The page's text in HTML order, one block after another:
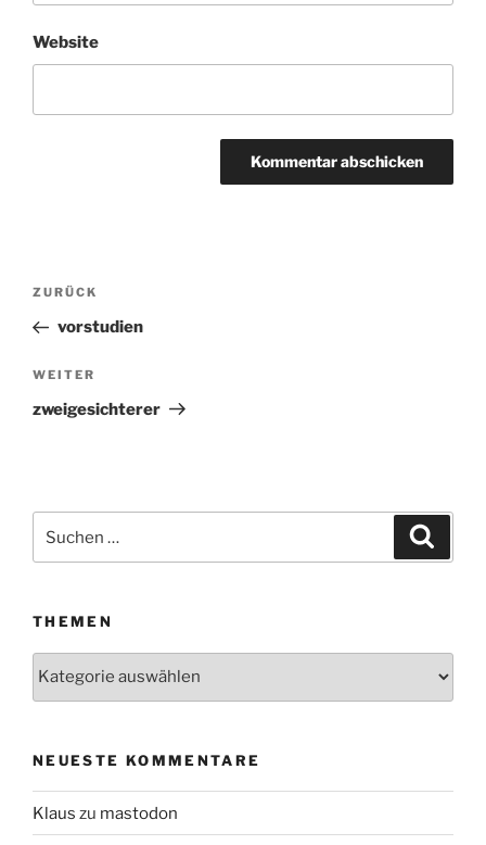
Website
Beitragsnavigation
Vorheriger
Beitrag
ZURÜCK
vorstudien
Nächster
Beitrag
WEITER
zweigesichterer
nach:
THEMEN
Themen
NEUESTE KOMMENTARE
Klaus zu mastodon